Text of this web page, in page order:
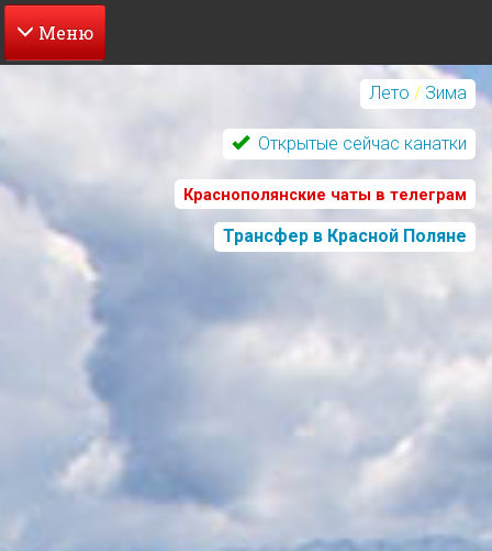
Перейти
содержанию
Лето / Зима
Открытые сейчас канатки
Краснополянские чаты в телеграм
Трансфер в Красной Поляне